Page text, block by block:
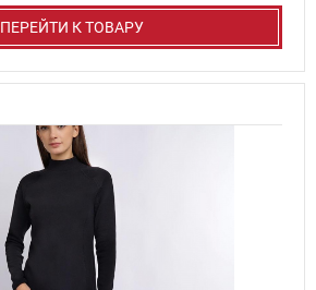
ПЕРЕЙТИ К ТОВАРУ